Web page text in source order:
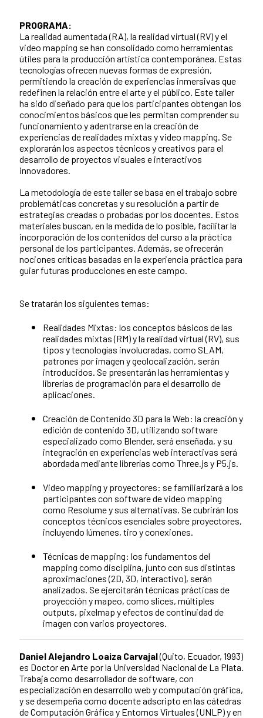
PROGRAMA:
La realidad aumentada (RA), la realidad virtual (RV) y el
video mapping se han consolidado como herramientas
útiles para la producción artística contemporánea. Estas
tecnologías ofrecen nuevas formas de expresión,
permitiendo la creación de experiencias inmersivas que
redefinen la relación entre el arte y el público. Este taller
ha sido diseñado para que los participantes obtengan los
conocimientos básicos que les permitan comprender su
funcionamiento y adentrarse en la creación de
experiencias de realidades mixtas y video mapping. Se
explorarán los aspectos técnicos y creativos para el
desarrollo de proyectos visuales e interactivos
innovadores.
La metodología de este taller se basa en el trabajo sobre
problemáticas concretas y su resolución a partir de
estrategias creadas o probadas por los docentes. Estos
materiales buscan, en la medida de lo posible, facilitar la
incorporación de los contenidos del curso a la práctica
personal de los participantes. Además, se ofrecerán
nociones críticas basadas en la experiencia práctica para
guiar futuras producciones en este campo.
Se tratarán los siguientes temas:
Realidades Mixtas: los conceptos básicos de las
realidades mixtas (RM) y la realidad virtual (RV), sus
tipos y tecnologías involucradas, como SLAM,
patrones por imagen y geolocalización, serán
introducidos. Se presentarán las herramientas y
librerías de programación para el desarrollo de
aplicaciones.
Creación de Contenido 3D para la Web: la creación y
edición de contenido 3D, utilizando software
especializado como Blender, será enseñada, y su
integración en experiencias web interactivas será
abordada mediante librerías como Three.js y P5.js.
Video mapping y proyectores: se familiarizará a los
participantes con software de video mapping
como Resolume y sus alternativas. Se cubrirán los
conceptos técnicos esenciales sobre proyectores,
incluyendo lúmenes, tiro y conexiones.
Técnicas de mapping: los fundamentos del
mapping como disciplina, junto con sus distintas
aproximaciones (2D, 3D, interactivo), serán
analizados. Se ejercitarán técnicas prácticas de
proyección y mapeo, como slices, múltiples
outputs, pixelmap y efectos de continuidad de
imagen con varios proyectores.
Daniel Alejandro Loaiza Carvajal(Quito, Ecuador, 1993)
es Doctor en Arte por la Universidad Nacional de La Plata.
Trabaja como desarrollador de software, con
especialización en desarrollo web y computación gráfica,
y se desempeña como docente adscripto en las cátedras
de Computación Gráfica y Entornos Virtuales (UNLP) y en